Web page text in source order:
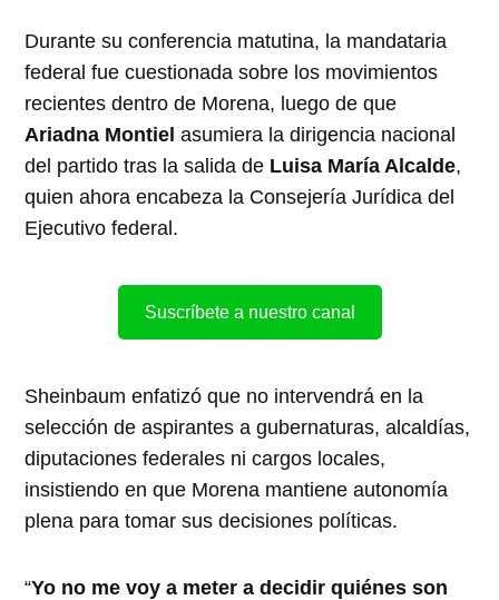
Durante su conferencia matutina, la mandataria
federal fue cuestionada sobre los movimientos
recientes dentro de Morena, luego de que
Ariadna Montiel asumiera la dirigencia nacional
del partido tras la salida de Luisa María Alcalde,
quien ahora encabeza la Consejería Jurídica del
Ejecutivo federal.
Suscríbete a nuestro canal
Sheinbaum enfatizó que no intervendrá en la
selección de aspirantes a gubernaturas, alcaldías,
diputaciones federales ni cargos locales,
insistiendo en que Morena mantiene autonomía
plena para tomar sus decisiones políticas.
“Yo no me voy a meter a decidir quiénes son